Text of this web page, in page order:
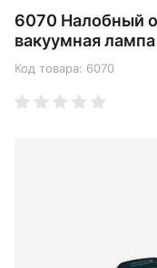
6070 Налобный
вакуумная
Код товара: 6070